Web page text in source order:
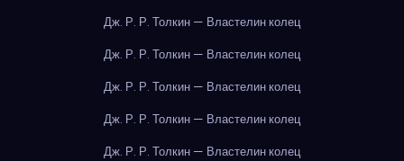
Дж. Р. Р. Толкин — Властелин колец
Дж. Р. Р. Толкин — Властелин колец
Дж. Р. Р. Толкин — Властелин колец
Дж. Р. Р. Толкин — Властелин колец
Дж. Р. Р. Толкин — Властелин колец